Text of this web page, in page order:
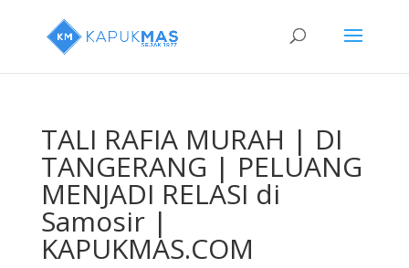
TALI RAFIA MURAH | DI
TANGERANG | PELUANG
MENJADI RELASI di
Samosir |
KAPUKMAS.COM